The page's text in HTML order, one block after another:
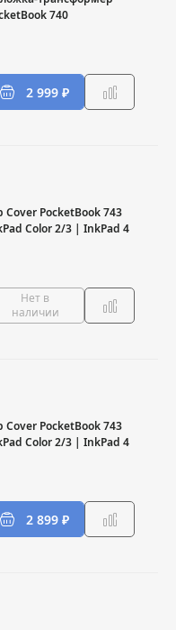
740
2 999 ₽
Cover PocketBook 743
Color 2/3 | InkPad 4
Нет в
наличии
Cover PocketBook 743
Color 2/3 | InkPad 4
2 899 ₽